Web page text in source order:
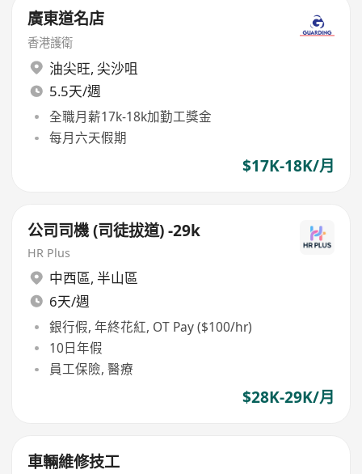
廣東道名店
香港護衛
油尖旺, 尖沙咀
5.5天/週
全職月薪17k-18k加勤工獎金
每月六天假期
$17K-18K/月
公司司機 (司徒拔道) -29k
HR Plus
中西區, 半山區
6天/週
銀行假, 年終花紅, OT Pay ($100/hr)
10日年假
員工保險, 醫療
$28K-29K/月
車輛維修技工